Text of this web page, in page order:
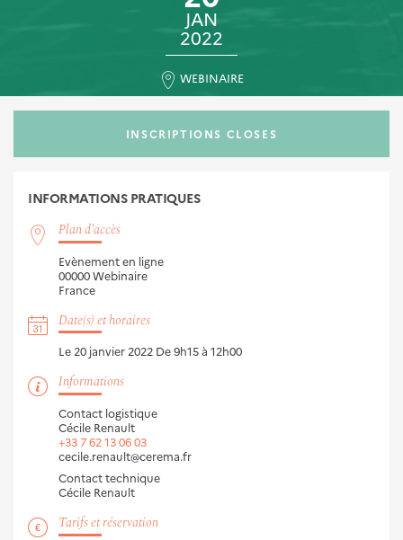
JAN
2022
WEBINAIRE
INSCRIPTIONS CLOSES
INFORMATIONS PRATIQUES
Plan d'accès
Evènement en ligne
00000 Webinaire
France
Date(s) et horaires
Le 20 janvier 2022 De 9h15 à 12h00
Informations
Contact logistique
Cécile Renault
+33 7 62 13 06 03
cecile.renault@cerema.fr
Contact technique
Cécile Renault
Tarifs et réservation